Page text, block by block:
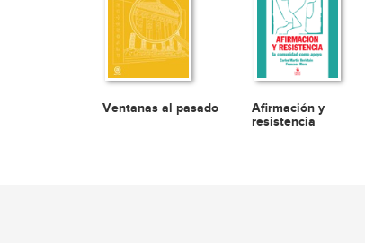
Ventanas al pasado
Afirmación y
resistencia